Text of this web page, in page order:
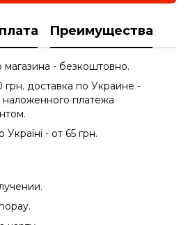
Преимущества
магазина - безкоштовно.
грн. доставка по Украине -
наложенного платежа
- от 65 грн.